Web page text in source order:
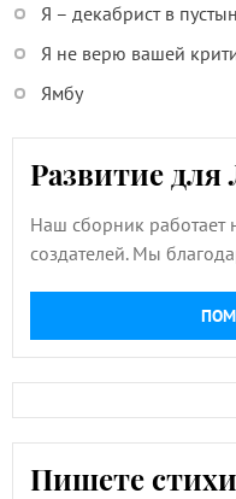
Я – декабрист в
Я не верю вашей
Ямбу
Развитие
Наш сборник работает
создателей. Мы
Пишете